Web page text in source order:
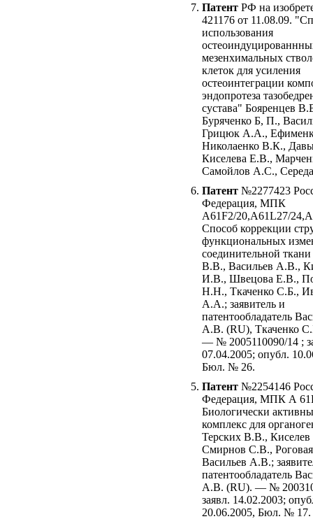
Патент РФ на
421176 от 11.08.09.
использования
мезенхимальных
клеток для усиления
остеоинтеграции
эндопротеза
сустава" Бояренцев
Буряченко Б, П.,
Грицюк А.А.,
Николаенко В.К.,
Киселева Е.В.,
Самойлов А.С.,
Патент №2277423
Федерация, МПК
A61F2/20,A61L27/
Способ коррекции
функциональных
соединительной
В.В., Васильев А.В.,
И.В., Швецова Е.В.,
Н.Н., Ткаченко С.Б.,
А.А.; заявитель и
патентообладатель
А.В. (RU), Ткаченко
— № 2005110090/14 ;
07.04.2005; опубл.
Бюл. № 26.
Патент №2254146
Федерация, МПК А
Биологически
комплекс для
Терских В.В.,
Смирнов С.В.,
Васильев А.В.;
патентообладатель
А.В. (RU). — №
заявл. 14.02.2003;
20.06.2005, Бюл. № 17.